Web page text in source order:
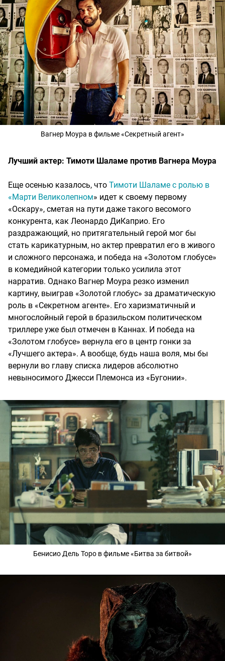
Вагнер Моура в фильме «Секретный агент»
Лучший актер: Тимоти Шаламе против Вагнера Моура
Еще осенью казалось, что Тимоти Шаламе с ролью в
«Марти Великолепном» идет к своему первому
«Оскару», сметая на пути даже такого весомого
конкурента, как Леонардо ДиКаприо. Его
раздражающий, но притягательный герой мог бы
стать карикатурным, но актер превратил его в живого
и сложного персонажа, и победа на «Золотом глобусе»
в комедийной категории только усилила этот
нарратив. Однако Вагнер Моура резко изменил
картину, выиграв «Золотой глобус» за драматическую
роль в «Секретном агенте». Его харизматичный и
многослойный герой в бразильском политическом
триллере уже был отмечен в Каннах. И победа на
«Золотом глобусе» вернула его в центр гонки за
«Лучшего актера». А вообще, будь наша воля, мы бы
вернули во главу списка лидеров абсолютно
невыносимого Джесси Племонса из «Бугонии».
Бенисио Дель Торо в фильме «Битва за битвой»